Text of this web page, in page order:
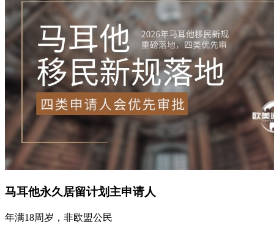
马耳他永久居留计划主申请人
年满18周岁，非欧盟公民